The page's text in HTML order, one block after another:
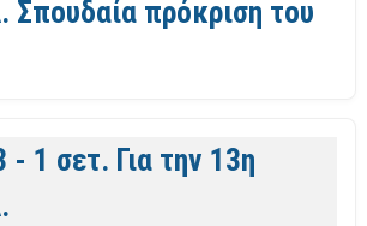
πρόκριση του
1 σετ. Για την 13η